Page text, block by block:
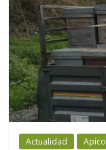
Actualidad